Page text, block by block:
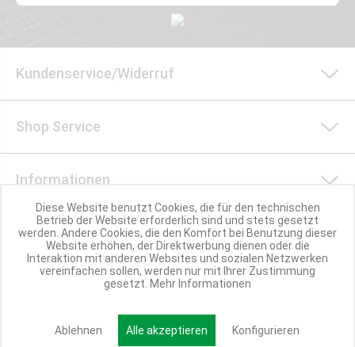
Kundenservice/Widerruf
Shop Service
Informationen
Social Media
Nachhaltigkeit
Partner werden
Diese Website benutzt Cookies, die für den technischen
Betrieb der Website erforderlich sind und stets gesetzt
werden. Andere Cookies, die den Komfort bei Benutzung dieser
Website erhöhen, der Direktwerbung dienen oder die
Interaktion mit anderen Websites und sozialen Netzwerken
vereinfachen sollen, werden nur mit Ihrer Zustimmung
gesetzt. Mehr Informationen
Ablehnen Alle akzeptieren Konfigurieren